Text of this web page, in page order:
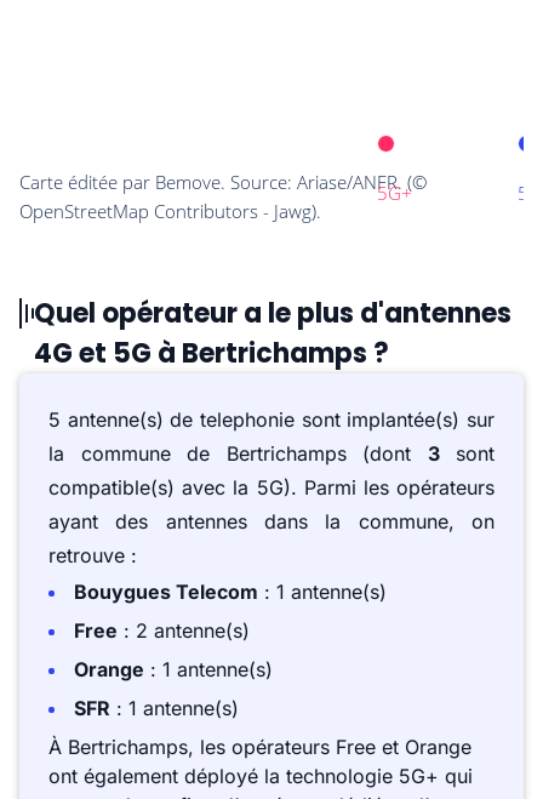
Quel opérateur a le plus d'antennes
4G et 5G à Bertrichamps ?
5 antenne(s) de telephonie sont implantée(s) sur
la commune de Bertrichamps (dont 3sont
compatible(s) avec la 5G). Parmi les opérateurs
ayant des antennes dans la commune, on
retrouve :
Bouygues Telecom : 1 antenne(s)
Free : 2 antenne(s)
Orange : 1 antenne(s)
SFR : 1 antenne(s)
À Bertrichamps, les opérateurs Free et Orange
ont également déployé la technologie 5G+ qui